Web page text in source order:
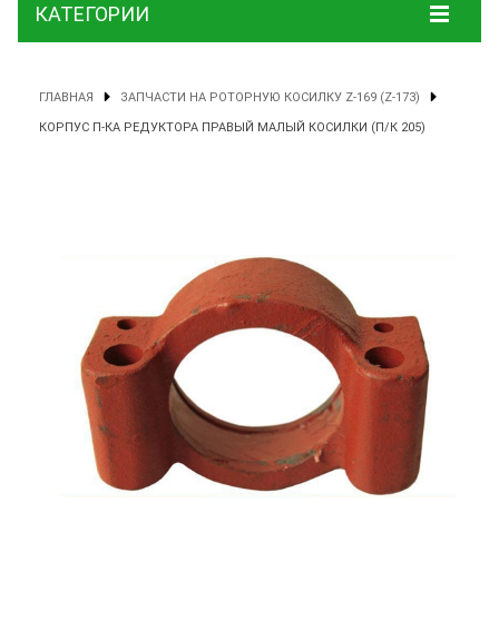
КАТЕГОРИИ
ГЛАВНАЯ ЗАПЧАСТИ НА РОТОРНУЮ КОСИЛКУ Z-169 (Z-173)
КОРПУС П-КА РЕДУКТОРА ПРАВЫЙ МАЛЫЙ КОСИЛКИ (П/К 205)